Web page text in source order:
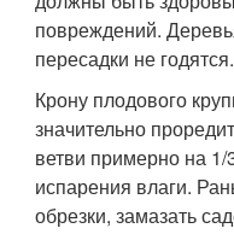
повреждений.
пересадки не годятся.
Крону плодового
значительно
ветви примерно на
испарения влаги.
обрезки, замазать